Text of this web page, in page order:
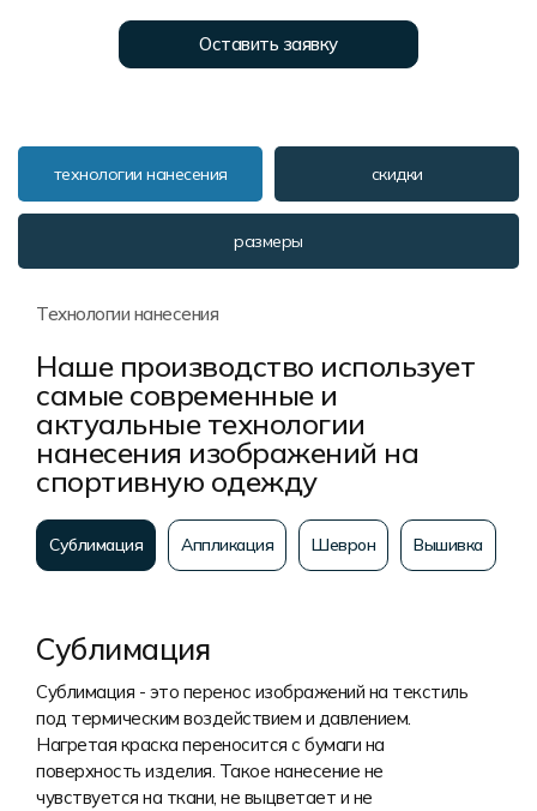
Оставить заявку
технологии нанесения скидки
размеры
Технологии нанесения
Наше производство использует
самые современные и
актуальные технологии
нанесения изображений на
спортивную одежду
Сублимация Аппликация Шеврон Вышивка
Сублимация
Сублимация - это перенос изображений на текстиль
под термическим воздействием и давлением.
Нагретая краска переносится с бумаги на
поверхность изделия. Такое нанесение не
чувствуется на ткани, не выцветает и не
Форма в наличии
Распродажа
Реквизиты
Система скидок и наценок
Пользовательское соглашение